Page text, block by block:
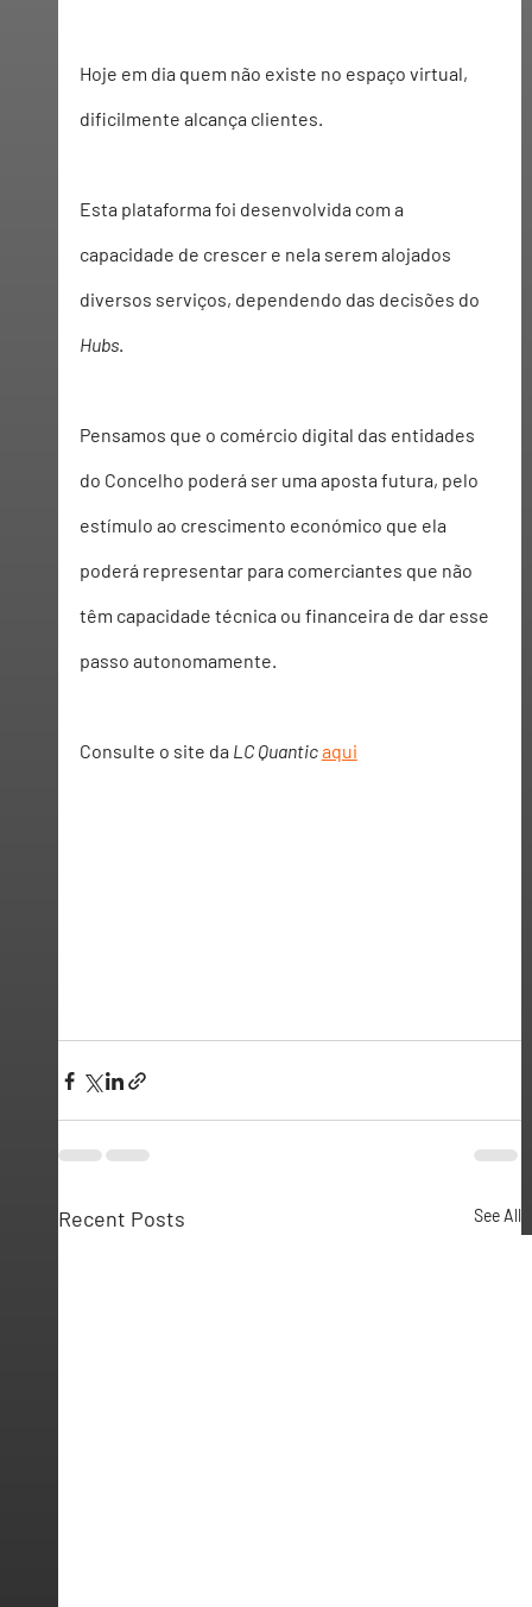
Hoje em dia quem não existe no espaço virtual,
dificilmente alcança clientes.
Esta plataforma foi desenvolvida com a
capacidade de crescer e nela serem alojados
diversos serviços, dependendo das decisões do
Hubs.
Pensamos que o comércio digital das entidades
do Concelho poderá ser uma aposta futura, pelo
estímulo ao crescimento económico que ela
poderá representar para comerciantes que não
têm capacidade técnica ou financeira de dar esse
passo autonomamente.
Consulte o site da LC Quanticaqui
Recent Posts See All